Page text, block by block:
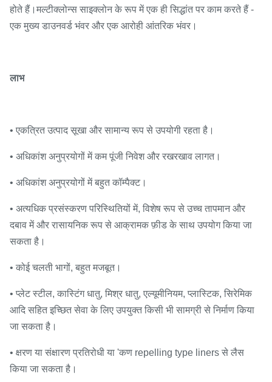
होते हैं।मल्टीक्लोन्स साइक्लोन के रूप में एक ही सिद्धांत पर काम करते हैं -
एक मुख्य डाउनवर्ड भंवर और एक आरोही आंतरिक भंवर।
लाभ
• एकत्रित उत्पाद सूखा और सामान्य रूप से उपयोगी रहता है।
• अधिकांश अनुप्रयोगों में कम पूंजी निवेश और रखरखाव लागत।
• अधिकांश अनुप्रयोगों में बहुत कॉम्पैक्ट।
• अत्यधिक प्रसंस्करण परिस्थितियों में, विशेष रूप से उच्च तापमान और
दबाव में और रासायनिक रूप से आक्रामक फ़ीड के साथ उपयोग किया जा
सकता है।
• कोई चलती भागों, बहुत मजबूत।
• प्लेट स्टील, कास्टिंग धातु, मिश्र धातु, एल्यूमीनियम, प्लास्टिक, सिरेमिक
आदि सहित इच्छित सेवा के लिए उपयुक्त किसी भी सामग्री से निर्माण किया
जा सकता है।
• क्षरण या संक्षारण प्रतिरोधी या 'कण repelling type liners से लैस
किया जा सकता है।